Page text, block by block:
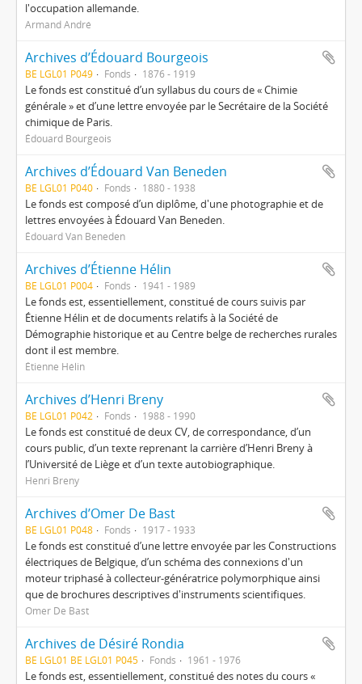
l'occupation allemande.
Armand André
Archives d’Édouard Bourgeois
BE LGL01 P049 Fonds 1876 - 1919
Le fonds est constitué d’un syllabus du cours de « Chimie
générale » et d’une lettre envoyée par le Secrétaire de la Société
chimique de Paris.
Édouard Bourgeois
Archives d’Édouard Van Beneden
BE LGL01 P040 Fonds 1880 - 1938
Le fonds est composé d’un diplôme, d'une photographie et de
lettres envoyées à Édouard Van Beneden.
Édouard Van Beneden
Archives d’Étienne Hélin
BE LGL01 P004 Fonds 1941 - 1989
Le fonds est, essentiellement, constitué de cours suivis par
Étienne Hélin et de documents relatifs à la Société de
Démographie historique et au Centre belge de recherches rurales
dont il est membre.
Étienne Hélin
Archives d’Henri Breny
BE LGL01 P042 Fonds 1988 - 1990
Le fonds est constitué de deux CV, de correspondance, d’un
cours public, d’un texte reprenant la carrière d’Henri Breny à
l’Université de Liège et d’un texte autobiographique.
Henri Breny
Archives d’Omer De Bast
BE LGL01 P048 Fonds 1917 - 1933
Le fonds est constitué d’une lettre envoyée par les Constructions
électriques de Belgique, d’un schéma des connexions d'un
moteur triphasé à collecteur-génératrice polymorphique ainsi
que de brochures descriptives d'instruments scientifiques.
Omer De Bast
Archives de Désiré Rondia
BE LGL01 BE LGL01 P045 Fonds 1961 - 1976
Le fonds est, essentiellement, constitué des notes du cours «